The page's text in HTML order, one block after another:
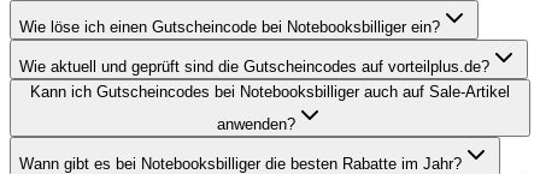
Wie löse ich einen Gutscheincode bei Notebooksbilliger ein?
Wie aktuell und geprüft sind die Gutscheincodes auf vorteilplus.de?
Kann ich Gutscheincodes bei Notebooksbilliger auch auf Sale-Artikel
anwenden?
Wann gibt es bei Notebooksbilliger die besten Rabatte im Jahr?